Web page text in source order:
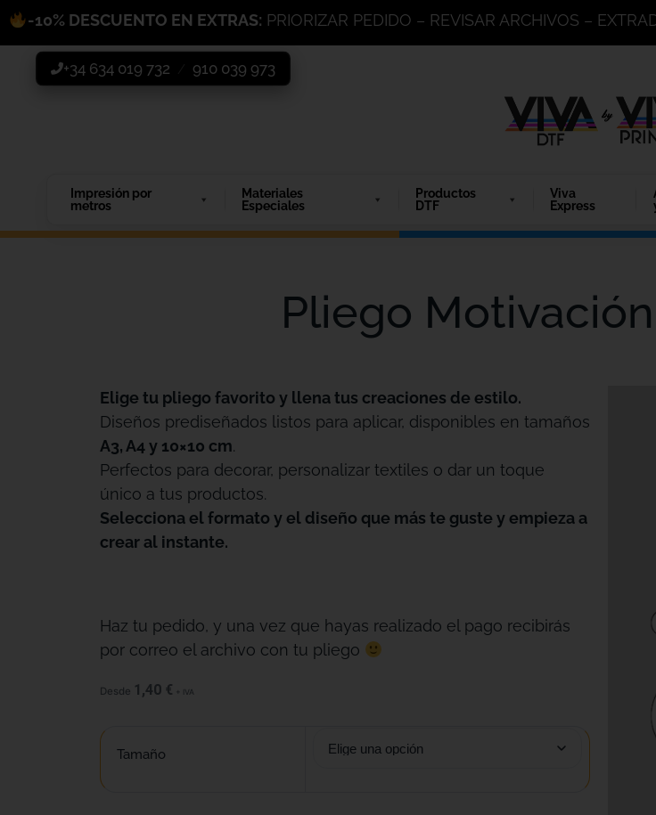
-10% DESCUENTO EN EXTRAS: PRIORIZAR PEDIDO – REVISAR ARCHIVOS –
+34 634 019 732 910 039 973
Impresión por
metros
Materiales
Especiales
Productos
DTF
Viva
Express
Pliego
Elige tu pliego favorito y llena tus creaciones de estilo.
Diseños prediseñados listos para aplicar, disponibles en tamaños
A3, A4 y 10×10 cm.
Perfectos para decorar, personalizar textiles o dar un toque
único a tus productos.
Selecciona el formato y el diseño que más te guste y empieza a
crear al instante.
Haz tu pedido, y una vez que hayas realizado el pago recibirás
por correo el archivo con tu pliego
Desde 1,40 € + IVA
Tamaño